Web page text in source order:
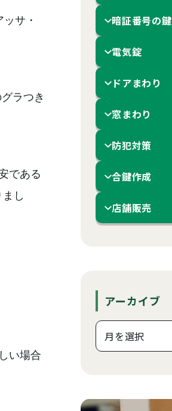
サ・
ラつき
である
し
い場合
暗証番号の鍵
電気錠
ドアまわり
窓まわり
防犯対策
合鍵作成
店舗販売
アーカイブ